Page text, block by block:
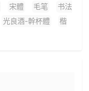
宋體 毛笔
书法
光良酒-幹杯體
楷